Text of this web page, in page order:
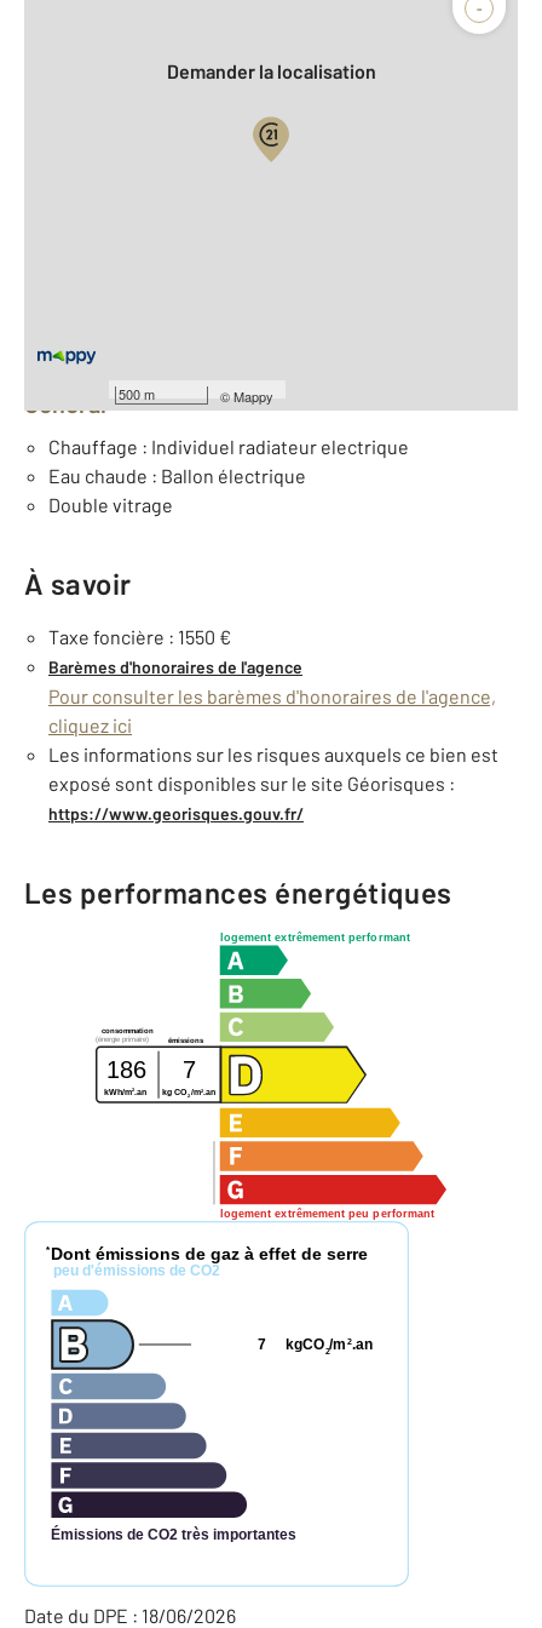
-
500 m ©Mappy
Demander la localisation
Équipements
Général
Chauffage : Individuel radiateur electrique
Eau chaude : Ballon électrique
Double vitrage
À savoir
Taxe foncière : 1550 €
Barèmes d'honoraires de l'agence
Pour consulter les barèmes d'honoraires de l'agence,
cliquez ici
Les informations sur les risques auxquels ce bien est
exposé sont disponibles sur le site Géorisques :
https://www.georisques.gouv.fr/
Les performances énergétiques
logement extrêmement performant
logement extrêmement peu performant
consommation
émissions
(énergie primaire)
186 7
kWh/m2.an kg CO2 /m2 .an
* Dont émissions de gaz à effet de serre
peu d'émissions de CO2
Émissions de CO2 très importantes
kgCO2/m 2.an
7
Date du DPE : 18/06/2026